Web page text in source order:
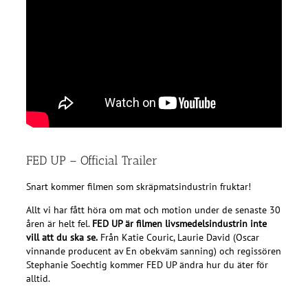
FED UP – Official Trailer
Snart kommer filmen som skräpmatsindustrin fruktar!
Allt vi har fått höra om mat och motion under de senaste 30
åren är helt fel. FED UP är filmen livsmedelsindustrin inte
vill att du ska se. Från Katie Couric, Laurie David (Oscar
vinnande producent av En obekväm sanning) och regissören
Stephanie Soechtig kommer FED UP ändra hur du äter för
alltid.